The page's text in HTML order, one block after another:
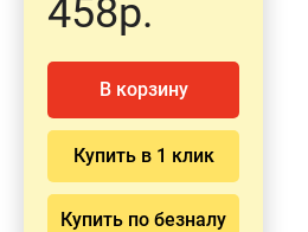
458р.
В корзину
Купить в 1 клик
Купить по безналу